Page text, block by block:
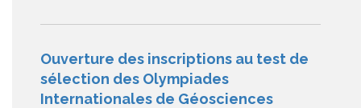
Ouverture des inscriptions au test de
sélection des Olympiades
Internationales de Géosciences